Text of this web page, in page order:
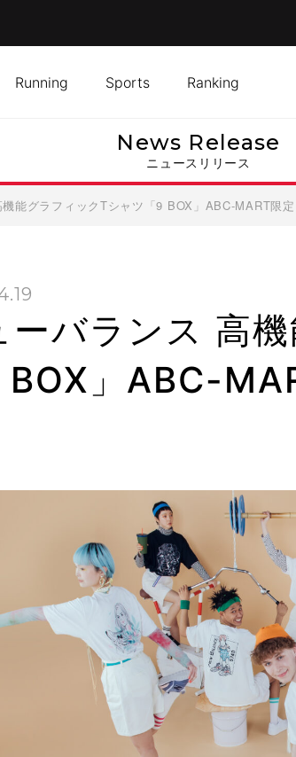
Running Sports Ranking
News Release
ニュースリリース
能グラフィックTシャツ「9 BOX」ABC-MART限
ーバランス 高
BOX」ABC-